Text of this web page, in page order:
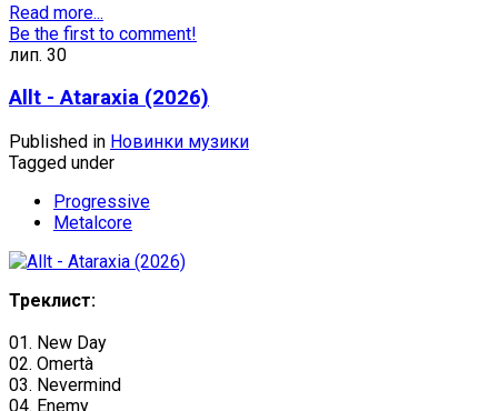
Read more...
Be the first to comment!
лип. 30
Allt - Ataraxia (2026)
Published in Новинки музики
Tagged under
Progressive
Metalcore
Треклист:
01. New Day
02. Omertà
03. Nevermind
04. Enemy